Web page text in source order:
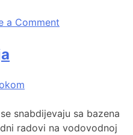
a Comment
snabdijevaju sa bazena
radovi na vodovodnoj